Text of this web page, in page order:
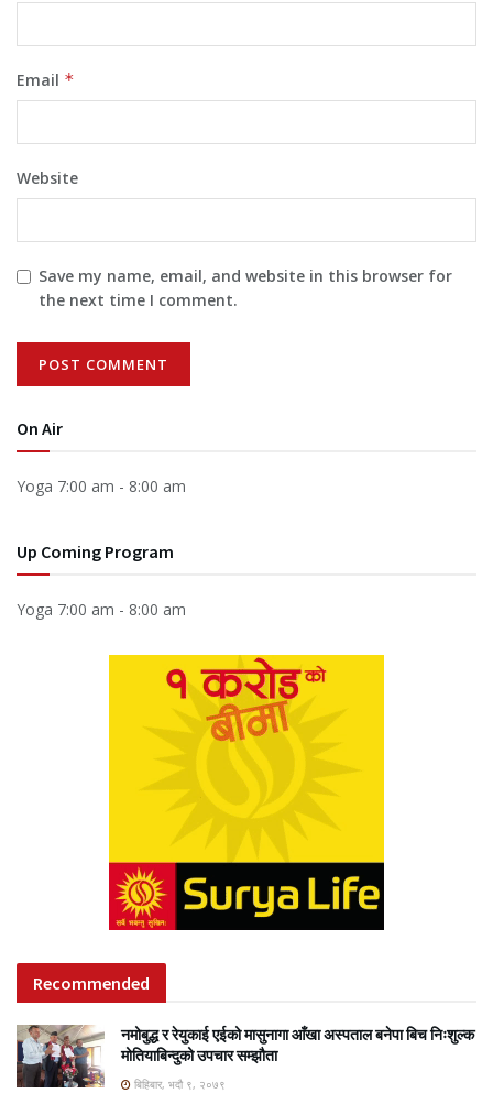
Email *
Website
Save my name, email, and website in this browser for
the next time I comment.
On Air
Yoga 7:00 am - 8:00 am
Up Coming Program
Yoga 7:00 am - 8:00 am
Recommended
नमोबुद्ध र रेयुकाई एईको मासुनागा आँखा अस्पताल बनेपा बिच निःशुल्क
मोतियाबिन्दुको उपचार सम्झौता
बिहिबार, भदौ ९, २०७९